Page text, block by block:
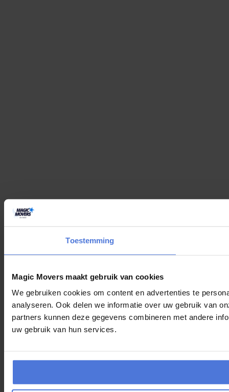
Toestemming
Magic Movers maakt gebruik van cookies
We gebruiken cookies om content en advertenties te
analyseren. Ook delen we informatie over uw gebruik van
partners kunnen deze gegevens combineren met andere
uw gebruik van hun services.